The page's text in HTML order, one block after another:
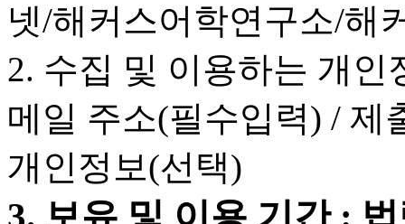
넷/해커스어학연구소/해
2. 수집 및 이용하는 개
메일 주소(필수입력) / 제
개인정보(선택)